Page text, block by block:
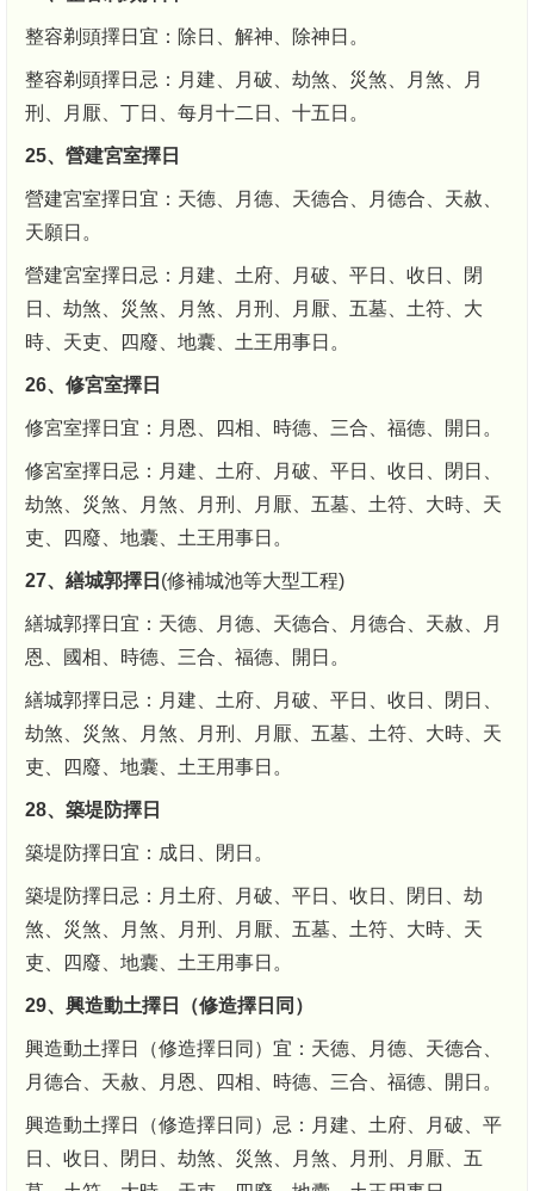
整容剃頭擇日宜：除日、解神、除神日。
整容剃頭擇日忌：月建、月破、劫煞、災煞、月煞、月
刑、月厭、丁日、每月十二日、十五日。
25、營建宮室擇日
營建宮室擇日宜：天德、月德、天德合、月德合、天赦、
天願日。
營建宮室擇日忌：月建、土府、月破、平日、收日、閉
日、劫煞、災煞、月煞、月刑、月厭、五墓、土符、大
時、天吏、四廢、地囊、土王用事日。
26、修宮室擇日
修宮室擇日宜：月恩、四相、時德、三合、福德、開日。
修宮室擇日忌：月建、土府、月破、平日、收日、閉日、
劫煞、災煞、月煞、月刑、月厭、五墓、土符、大時、天
吏、四廢、地囊、土王用事日。
27、繕城郭擇日 (修補城池等大型工程)
繕城郭擇日宜：天德、月德、天德合、月德合、天赦、月
恩、國相、時德、三合、福德、開日。
繕城郭擇日忌：月建、土府、月破、平日、收日、閉日、
劫煞、災煞、月煞、月刑、月厭、五墓、土符、大時、天
吏、四廢、地囊、土王用事日。
28、築堤防擇日
築堤防擇日宜：成日、閉日。
築堤防擇日忌：月土府、月破、平日、收日、閉日、劫
煞、災煞、月煞、月刑、月厭、五墓、土符、大時、天
吏、四廢、地囊、土王用事日。
29、興造動土擇日（修造擇日同）
興造動土擇日（修造擇日同）宜：天德、月德、天德合、
月德合、天赦、月恩、四相、時德、三合、福德、開日。
興造動土擇日（修造擇日同）忌：月建、土府、月破、平
日、收日、閉日、劫煞、災煞、月煞、月刑、月厭、五